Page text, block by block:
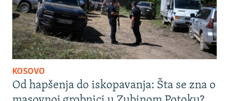
KOSOVO
Od hapšenja do iskopavanja: Šta se zna o